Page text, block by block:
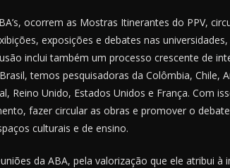
ocorrem as Mostras Itinerantes do PPV,
exposições e debates nas
inclui também um processo crescente de
temos pesquisadoras da Colômbia, Chile,
Reino Unido, Estados Unidos e França. Com
fazer circular as obras e promover o
culturais e de ensino.
da ABA, pela valorização que ele atribui à